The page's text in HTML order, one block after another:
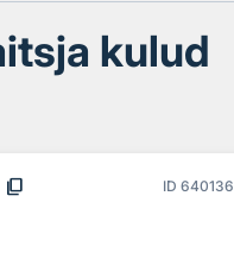
kulud
content_copy ID 640136